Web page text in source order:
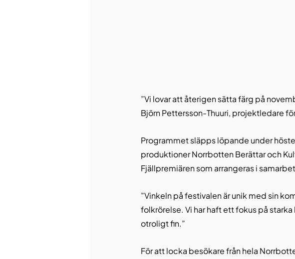
”Vi lovar att återigen sätta färg på
Björn Pettersson-Thuuri, projektledare
Programmet släpps löpande under
produktioner Norrbotten Berättar och
Fjällpremiären som arrangeras i
”Vinkeln på festivalen är unik med sin
folkrörelse. Vi har haft ett fokus på
otroligt fin.”
För att locka besökare från hela